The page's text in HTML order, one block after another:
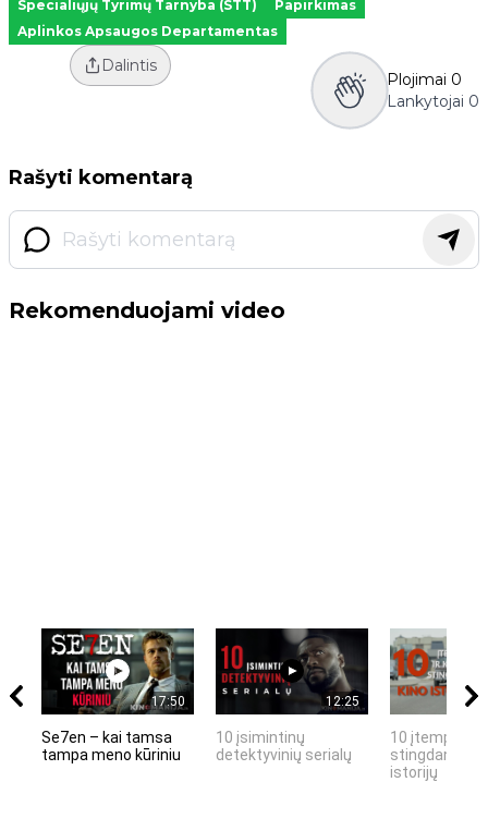
Specialiųjų Tyrimų Tarnyba (STT)
Papirkimas
Aplinkos Apsaugos Departamentas
Dalintis
Plojimai 0
Lankytojai 0
Rašyti komentarą
Rekomenduojami video
17:50
Se7en – kai tamsa
tampa meno kūriniu
12:25
10 įsimintinų
detektyvinių serialų
10 įtemptų,
stingdančių
istorijų